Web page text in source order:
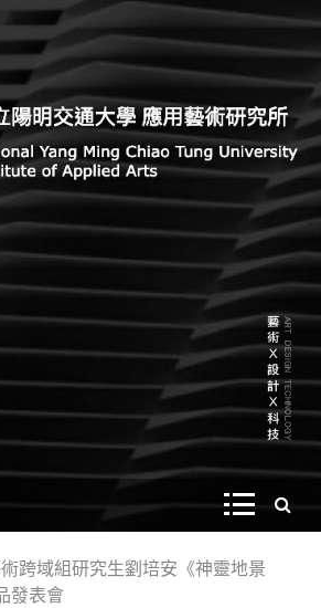
通大學 應用藝術研
究所
Arts, National Yang Ming Chiao
跨域組研究生劉培安《神靈地景
發表會